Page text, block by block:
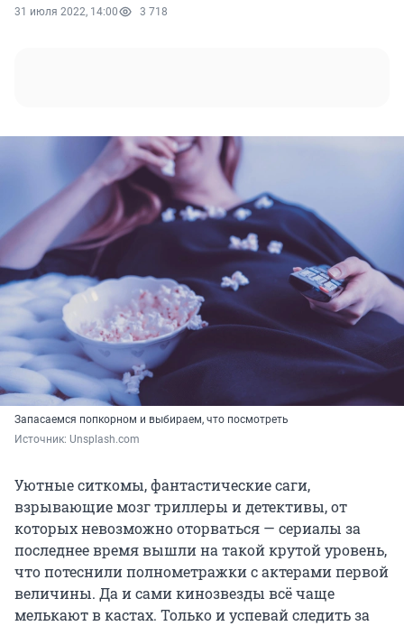
31 июля 2022, 14:00 3 718
Запасаемся попкорном и выбираем, что посмотреть
Источник: Unsplash.com
Уютные ситкомы, фантастические саги,
взрывающие мозг триллеры и детективы, от
которых невозможно оторваться — сериалы за
последнее время вышли на такой крутой уровень,
что потеснили полнометражки с актерами первой
величины. Да и сами кинозвезды всё чаще
мелькают в кастах. Только и успевай следить за